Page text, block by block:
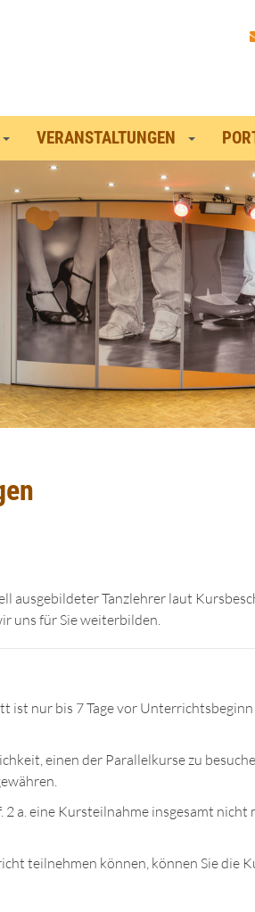
VERANSTALTUNGEN
ausgebildeter Tanzlehrer laut
uns für Sie weiterbilden.
nur bis 7 Tage vor
einen der Parallelkurse zu
a. eine Kursteilnahme insgesamt
teilnehmen können, können Sie die